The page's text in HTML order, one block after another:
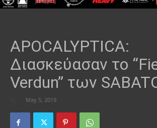
APOCALYPTICA:
Διασκεύασαν το
Verdun” των
May 5, 2019